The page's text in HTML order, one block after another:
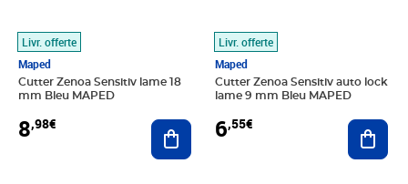
Livr. offerte
Maped
Cutter Zenoa Sensitiv lame 18
mm Bleu MAPED
8,98€ Ajouter au panier
Livr. offerte
Maped
Cutter Zenoa Sensitiv auto lock
lame 9 mm Bleu MAPED
6,55€